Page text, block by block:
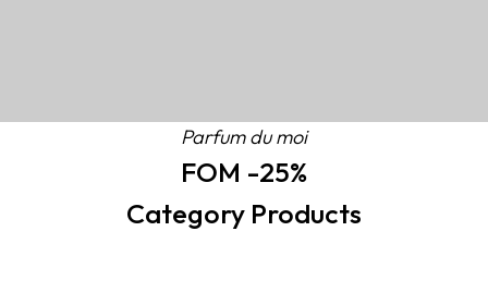
Parfum du moi
FOM -25%
Category Products